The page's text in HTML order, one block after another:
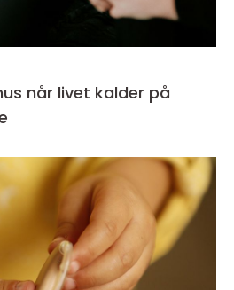
på